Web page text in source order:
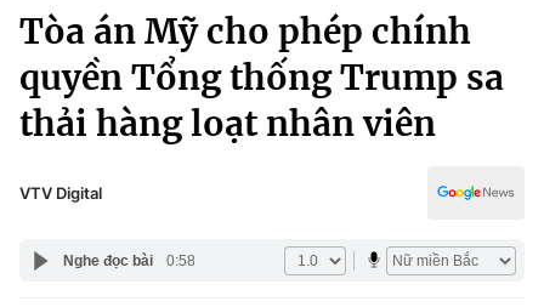
Chuyên mục
Chính trị
Xã hội
Pháp luật
Y tế
Kinh tế
Thể thao
Truyền hình
Văn hóa - Giải trí
Tòa án Mỹ cho phép chính
quyền Tổng thống Trump sa
thải hàng loạt nhân viên
VTV Digital
Nghe đọc bài 0:58